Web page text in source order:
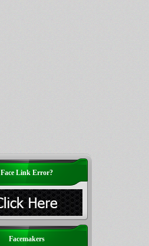
Face Link Error?
Facemakers